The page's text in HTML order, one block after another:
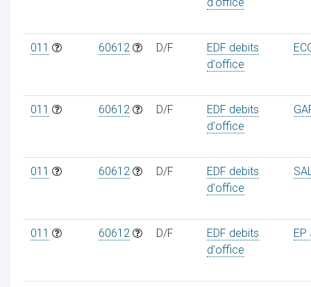
011 60612 D/F
EDF debits
d'office
011 60612 D/F
EDF debits
d'office
011 60612 D/F
EDF debits
d'office
011 60612 D/F
EDF debits
d'office
EP